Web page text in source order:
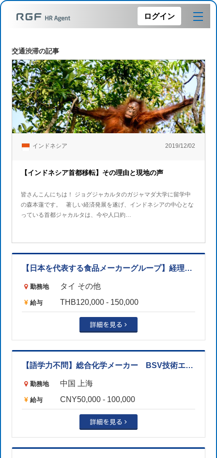
ログイン
交通渋滞の記事
インドネシア 2019/12/02
【インドネシア首都移転】その理由と現地の声
皆さんこんにちは！ ジョグジャカルタのガジャマダ大学に留学中
の森本蓮です。 著しい経済発展を遂げ、インドネシアの中心とな
っている首都ジャカルタは、今や人口約…
【日本を代表する食品メーカーグループ】経理マネージャー ※サラブリ勤務（バンコクから乗り合いサポートあり）
勤務地 タイ その他
給与 THB120,000 - 150,000
【語学力不問】総合化学メーカー BSV技術エキスパート（番号173113）
勤務地 中国 上海
給与 CNY50,000 - 100,000